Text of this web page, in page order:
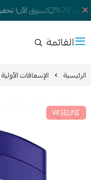
70% تسوق الآن!
القائمة
الرئيسية الإسعافات الأولية
VASELINE